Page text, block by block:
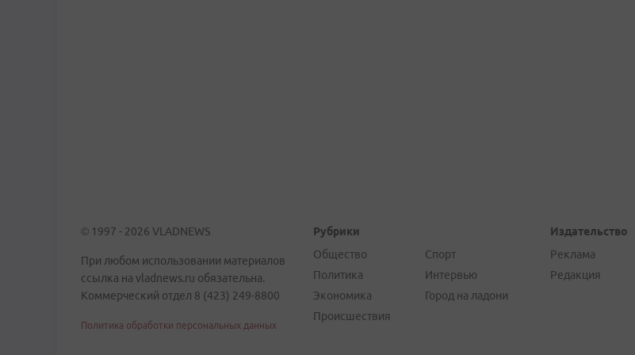
© 1997 - 2026 VLADNEWS
При любом использовании материалов
ссылка на vladnews.ru обязательна.
Коммерческий отдел 8 (423) 249-8800
Политика обработки персональных данных
Рубрики
Общество
Политика
Экономика
Происшествия
Спорт
Интервью
Город на ладони
Издательство
Реклама
Редакция